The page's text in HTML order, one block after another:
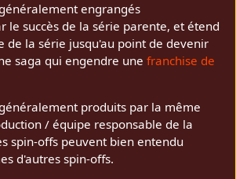
engrangés
le succès de la série parente, et étend
de la série jusqu'au point de devenir
saga qui engendre unefranchise de
produits par la même
/ équipe responsable de la
spin-offs peuvent bien entendu
d'autres spin-offs.